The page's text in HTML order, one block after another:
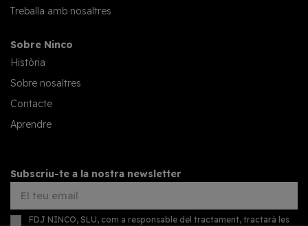
Treballa amb nosaltres
Sobre Ninco
Història
Sobre nosaltres
Contacte
Aprendre
Subscriu-te a la nostra newsletter
FDJ NINCO, SLU, com a responsable del tractament, tractarà les